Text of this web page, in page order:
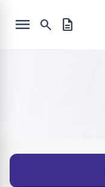
description
search
menu